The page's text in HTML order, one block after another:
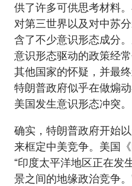
供了许多可供思考材料
对第三世界以及对中苏
含了不少意识形态成分
意识形态驱动的政策经
其他国家的怀疑，并最
特朗普政府似乎在做煽
美国发生意识形态冲突。
确实，特朗普政府开始
来框定中美竞争。美国
“印度太平洋地区正在发
景之间的地缘政治竞争